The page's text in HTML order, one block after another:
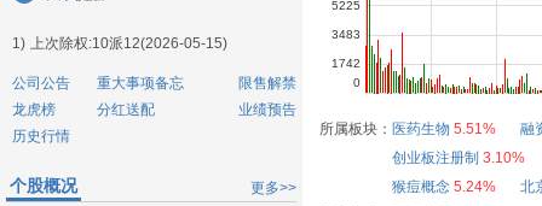
1) 上次除权:10派12(2026-05-15)
公司公告 重大事项备忘
限售解禁
龙虎榜
分红送配
业绩预告
历史行情
更多>>
个股概况
所属板块： 医药生物 5.51%
融
创业板注册制 3.10%
猴痘概念 5.24%
北